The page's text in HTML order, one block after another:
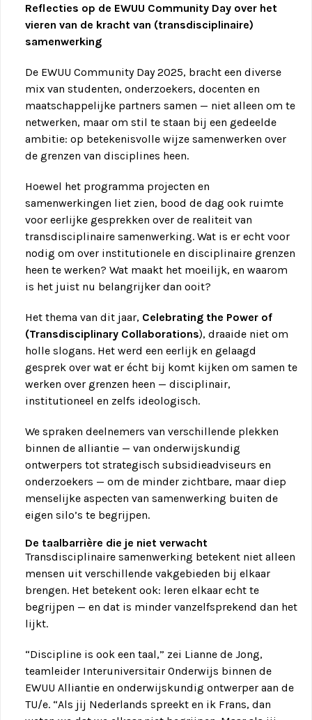
Reflecties op de EWUU Community Day over het
vieren van de kracht van (transdisciplinaire)
samenwerking
De EWUU Community Day 2025, bracht een diverse
mix van studenten, onderzoekers, docenten en
maatschappelijke partners samen — niet alleen om te
netwerken, maar om stil te staan bij een gedeelde
ambitie: op betekenisvolle wijze samenwerken over
de grenzen van disciplines heen.
Hoewel het programma projecten en
samenwerkingen liet zien, bood de dag ook ruimte
voor eerlijke gesprekken over de realiteit van
transdisciplinaire samenwerking. Wat is er echt voor
nodig om over institutionele en disciplinaire grenzen
heen te werken? Wat maakt het moeilijk, en waarom
is het juist nu belangrijker dan ooit?
Het thema van dit jaar, Celebrating the Power of
(Transdisciplinary Collaborations), draaide niet om
holle slogans. Het werd een eerlijk en gelaagd
gesprek over wat er écht bij komt kijken om samen te
werken over grenzen heen — disciplinair,
institutioneel en zelfs ideologisch.
We spraken deelnemers van verschillende plekken
binnen de alliantie — van onderwijskundig
ontwerpers tot strategisch subsidieadviseurs en
onderzoekers — om de minder zichtbare, maar diep
menselijke aspecten van samenwerking buiten de
eigen silo’s te begrijpen.
De taalbarrière die je niet verwacht
Transdisciplinaire samenwerking betekent niet alleen
mensen uit verschillende vakgebieden bij elkaar
brengen. Het betekent ook: leren elkaar echt te
begrijpen — en dat is minder vanzelfsprekend dan het
lijkt.
“Discipline is ook een taal,” zei Lianne de Jong,
teamleider Interuniversitair Onderwijs binnen de
EWUU Alliantie en onderwijskundig ontwerper aan de
TU/e. “Als jij Nederlands spreekt en ik Frans, dan